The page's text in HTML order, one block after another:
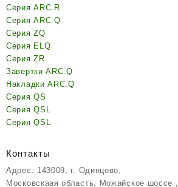
Серия ARC.R
Серия ARC.Q
Серия ZQ
Серия ELQ
Серия ZR
Завертки ARC.Q
Накладки ARC.Q
Серия QS
Серия QSL
Серия QSL
Контакты
Адрес: 143009, г. Одинцово,
Московскаая область, Можайское шоссе ,